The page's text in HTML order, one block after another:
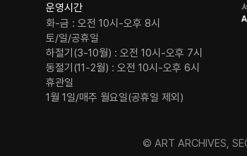
운영시간
화-금 : 오전 10시-오후 8시
토/일/공휴일
하절기(3-10월) : 오전 10시-오후 7시
동절기(11-2월) : 오전 10시-오후 6시
휴관일
1월 1일/매주 월요일(공휴일 제외)
© ART ARCHIVES,